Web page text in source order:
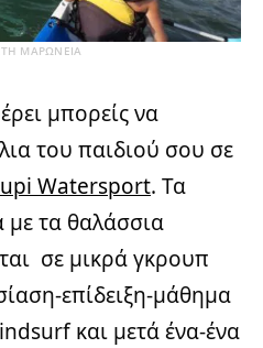
ΜΑΡΩΝΕΙΑ
μπορείς να
του παιδιού σου σε
Watersport. Τα
με τα θαλάσσια
σε μικρά γκρουπ
επίδειξη-μάθημα
και μετά ένα-ένα